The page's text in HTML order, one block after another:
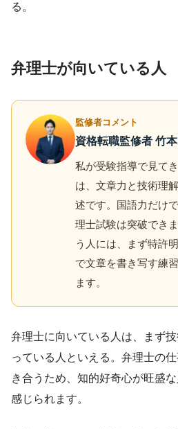
る。
弁理士が向いている人
監修者コメント
資格転職監修者 竹
私が受験指導で見て
は、文章力と技術理
述です。国語力だけ
理士試験は突破でき
う人には、まず特許
で文章を書き写す練
ます。
弁理士に向いている人は、まず
っている人といえる。弁理士の
き合うため、知的好奇心が旺盛
感じられます。